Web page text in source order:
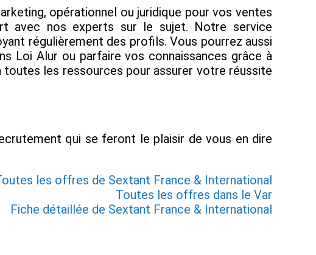
opérationnel ou juridique pour vos ventes
avec nos experts sur le sujet. Notre service
régulièrement des profils. Vous pourrez aussi
Loi Alur ou parfaire vos connaissances grâce à
les ressources pour assurer votre réussite
qui se feront le plaisir de vous en dire
les offres de Sextant France & International
Toutes les offres dans le Var
Fiche détaillée de Sextant France & International